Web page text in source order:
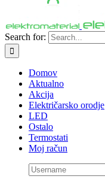
Search for:
Domov
Aktualno
Akcija
Električarsko orodje
LED
Ostalo
Termostati
Moj račun